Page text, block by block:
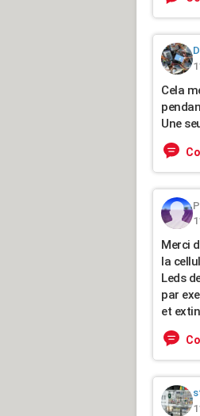
Cela
Une
Merci
la
Leds
par
et